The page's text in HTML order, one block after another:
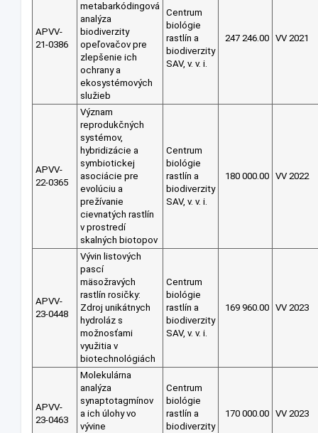
APVV-
21-0386
metabarkódingová
analýza
biodiverzity
opeľovačov pre
zlepšenie ich
ochrany a
ekosystémových
služieb
Centrum
biológie
rastlín a
biodiverzity
SAV, v. v. i.
247 246.00 VV 2021
APVV-
22-0365
Význam
reprodukčných
systémov,
hybridizácie a
symbiotickej
asociácie pre
evolúciu a
prežívanie
cievnatých rastlín
v prostredí
skalných biotopov
Centrum
biológie
rastlín a
biodiverzity
SAV, v. v. i.
180 000.00 VV 2022
APVV-
23-0448
Vývin listových
pascí
mäsožravých
rastlín rosičky:
Zdroj unikátnych
hydroláz s
možnosťami
využitia v
biotechnológiách
Centrum
biológie
rastlín a
biodiverzity
SAV, v. v. i.
169 960.00 VV 2023
APVV-
23-0463
Molekulárna
analýza
synaptotagmínov
a ich úlohy vo
vývine
Centrum
biológie
rastlín a
biodiverzity
170 000.00 VV 2023